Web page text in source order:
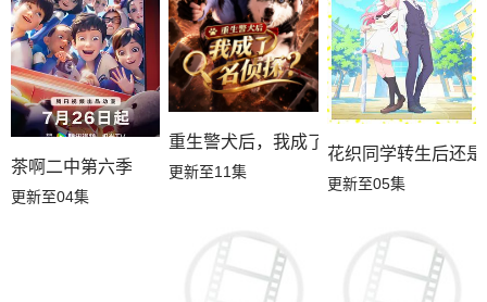
茶啊二中第六季
更新至04集
重生警犬后，我成了名侦探？
更新至11集
花织同学转生后还
更新至05集